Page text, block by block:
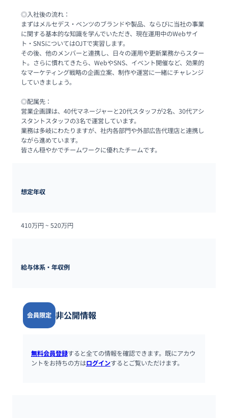
◎入社後の流れ：
まずはメルセデス・ベンツのブランドや製品、ならびに当社の事業
に関する基本的な知識を学んでいただき、現在運用中のWebサイ
ト・SNSについてはOJTで実習します。
その後、他のメンバーと連携し、日々の運用や更新業務からスター
ト。さらに慣れてきたら、WebやSNS、イベント開催など、効果的
なマーケティング戦略の企画立案、制作や運営に一緒にチャレンジ
していきましょう。
◎配属先：
営業企画課は、40代マネージャーと20代スタッフが2名、30代アシ
スタントスタッフの3名で運営しています。
業務は多岐にわたりますが、社内各部門や外部広告代理店と連携し
ながら進めています。
皆さん穏やかでチームワークに優れたチームです。
想定年収
410万円 ~ 520万円
給与体系・年収例
会員限定 非公開情報
無料会員登録すると全ての情報を確認できます。既にアカウ
ントをお持ちの方はログインするとご覧いただけます。